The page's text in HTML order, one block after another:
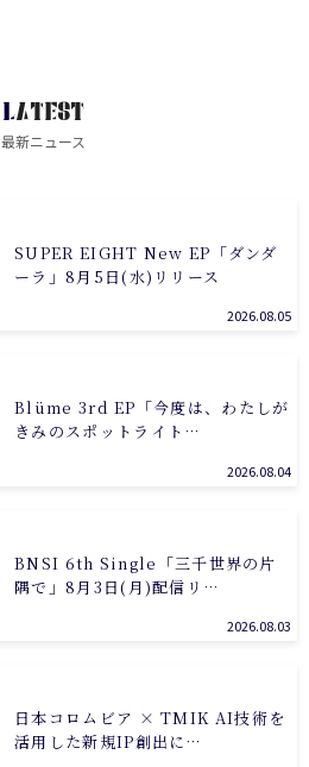
LATEST
最新ニュース
SUPER EIGHT New EP「ダンダ
ーラ」8月5日(水)リリース
2026.08.05
Blüme 3rd EP「今度は、わたしが
きみのスポットライト…
2026.08.04
BNSI 6th Single「三千世界の片
隅で」8月3日(月)配信リ…
2026.08.03
日本コロムビア × TMIK AI技術を
活用した新規IP創出に…